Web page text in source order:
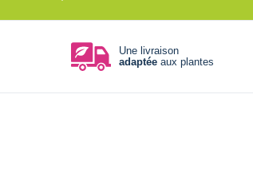
Une livraison
adaptéeaux plantes